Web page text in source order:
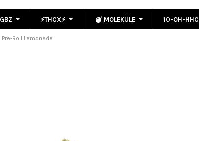
GBZ ⚡THCX⚡ MOLEKÜLE 10-OH-HHC
Pre-Roll Lemonade